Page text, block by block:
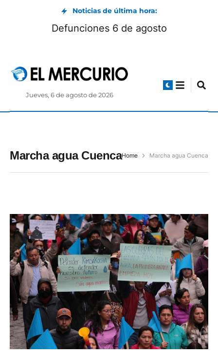
Noticias de última hora:
Defunciones 6 de agosto
Jueves, 6 de agosto de 2026
Marcha agua CuencaHome Marcha agua Cuenca